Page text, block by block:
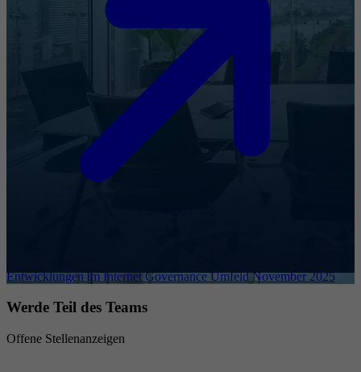
Entwicklungen im Internet Governance Umfeld November 2025
Werde Teil des Teams
Offene Stellenanzeigen